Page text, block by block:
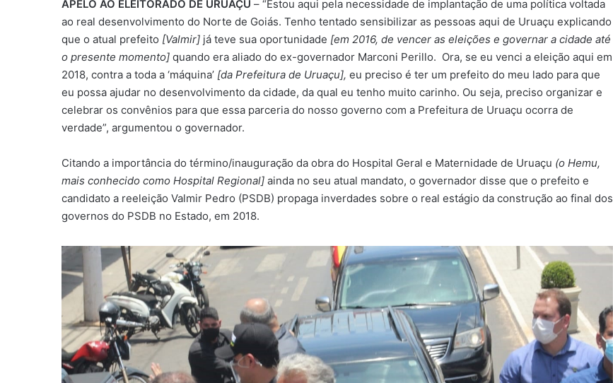
APELO AO ELEITORADO DE URUAÇU – “Estou aqui pela necessidade de implantação de uma política voltada
ao real desenvolvimento do Norte de Goiás. Tenho tentado sensibilizar as pessoas aqui de Uruaçu explicando
que o atual prefeito [Valmir] já teve sua oportunidade [em 2016, de vencer as eleições e governar a cidade até
o presente momento] quando era aliado do ex-governador Marconi Perillo. Ora, se eu venci a eleição aqui em
2018, contra a toda a ‘máquina’ [da Prefeitura de Uruaçu], eu preciso é ter um prefeito do meu lado para que
eu possa ajudar no desenvolvimento da cidade, da qual eu tenho muito carinho. Ou seja, preciso organizar e
celebrar os convênios para que essa parceria do nosso governo com a Prefeitura de Uruaçu ocorra de
verdade”, argumentou o governador.
Citando a importância do término/inauguração da obra do Hospital Geral e Maternidade de Uruaçu (o Hemu,
mais conhecido como Hospital Regional] ainda no seu atual mandato, o governador disse que o prefeito e
candidato a reeleição Valmir Pedro (PSDB) propaga inverdades sobre o real estágio da construção ao final dos
governos do PSDB no Estado, em 2018.